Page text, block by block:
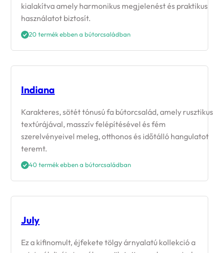
kialakítva amely harmonikus megjelenést és praktikus
használatot biztosít.
20 termék ebben a bútorcsaládban
Indiana
Karakteres, sötét tónusú fa bútorcsalád, amely rusztikus
textúrájával, masszív felépítésével és fém
szerelvényeivel meleg, otthonos és időtálló hangulatot
teremt.
40 termék ebben a bútorcsaládban
July
Ez a kifinomult, éjfekete tölgy árnyalatú kollekció a